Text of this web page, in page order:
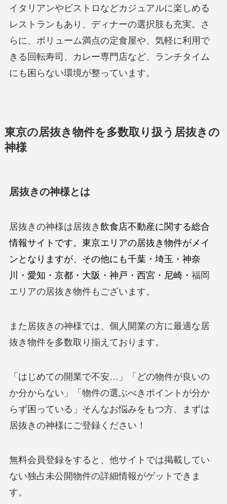
イタリアンやビストロなどカジュアルに楽しめる
レストランもあり、ディナーの選択肢も充実。さ
らに、ボリューム満点の定食屋や、気軽に利用で
きる回転寿司、カレー専門店など、ランチタイム
にも困らない環境が整っています。
東京の居抜き物件を多数取り扱う居抜きの
神様
居抜きの神様とは
居抜きの神様は居抜き 飲食店不動産に関する総合
情報サイトです。東京エリアの居抜き物件がメイ
ンとなりますが、その他にも千葉・埼玉・神奈
川・愛知・京都・大阪・神戸・西宮・尼崎・ 福岡
エリアの居抜き物件もございます。
また居抜きの神様では、個人開業の方に最適な居
抜き物件を多数取り揃えております。
「はじめての開業で不安…」「どの物件が良いの
か分からない」「物件の選ぶべきポイントが分か
らず困っている」そんなお悩みをもつ方、まずは
居抜きの神様にご登録ください！
無料会員登録をすると、他サイトでは掲載してい
ない独占未公開物件の詳細情報がゲットできま
す。